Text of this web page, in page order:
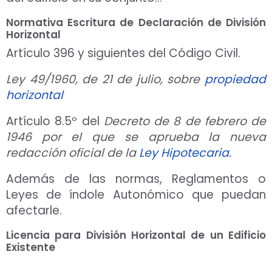
Normativa Escritura de Declaración de División
Horizontal
Artículo 396 y siguientes del Código Civil.
Ley 49/1960, de 21 de julio, sobre propiedad
horizontal
Artículo 8.5º del Decreto de 8 de febrero de
1946 por el que se aprueba la nueva
redacción oficial de laLey Hipotecaria.
Además de las normas, Reglamentos o
Leyes de índole Autonómico que puedan
afectarle.
Licencia para División Horizontal de un Edificio
Existente